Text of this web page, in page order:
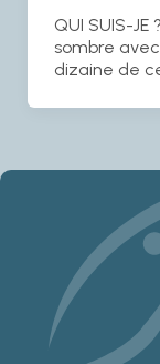
QUI SUIS-JE
sombre
dizaine de